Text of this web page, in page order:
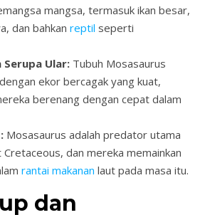
mangsa, termasuk ikan besar,
dan bahkan reptil seperti
Ular: Tubuh Mosasaurus
ekor bercagak yang kuat,
berenang dengan cepat dalam
Mosasaurus adalah predator utama
dan mereka memainkan
rantai makanan laut pada masa itu.
dan